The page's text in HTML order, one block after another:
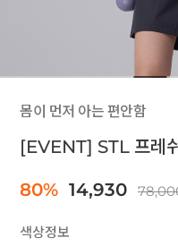
몸이 먼저 아는 편안함
[EVENT] STL 프레
80% 14,930
색상정보